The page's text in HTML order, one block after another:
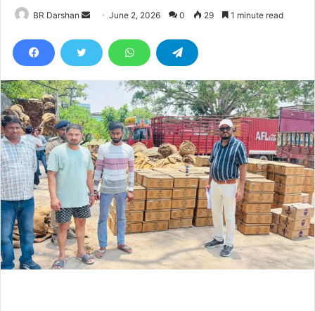
BR Darshan
d
a
e
m
a
i
June 2, 2026 0 29 1 minute read